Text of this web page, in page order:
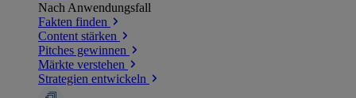
Nach Anwendungsfall
Fakten finden
Content stärken
Pitches gewinnen
Märkte verstehen
Strategien entwickeln